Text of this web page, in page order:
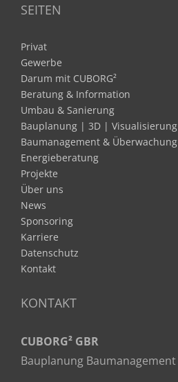
SEITEN
Privat
Gewerbe
Darum mit CUBORG²
Beratung & Information
Umbau & Sanierung
Bauplanung | 3D | Visualisierung
Baumanagement & Überwachung
Energieberatung
Projekte
Über uns
News
Sponsoring
Karriere
Datenschutz
Kontakt
KONTAKT
CUBORG² GBR
Bauplanung Baumanagement